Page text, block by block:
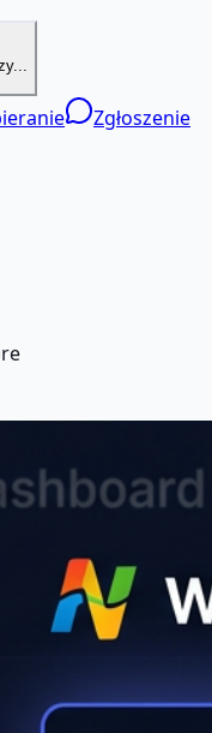
Zgłoszenie